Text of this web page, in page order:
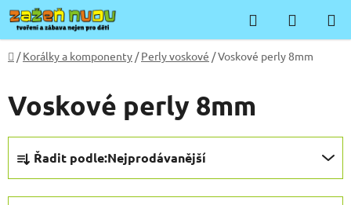
Přejít
na
obsah
Hledat
KOŠÍK
Domů
/ Korálky a komponenty / Perly voskové /Voskové perly 8mm
Voskové perly 8mm
z
Řadit podle:Nejprodávanější